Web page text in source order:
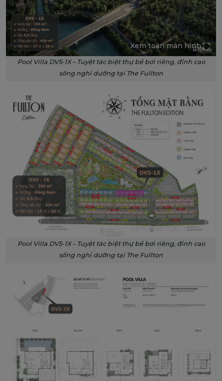
Xem toàn màn hình
Pool Villa DV5-1X – Tuyệt tác biệt thự bể bơi riêng, đỉnh cao
sống nghỉ dưỡng tại The Fullton
Xem toàn màn hình
Pool Villa DV5-1X – Tuyệt tác biệt thự bể bơi riêng, đỉnh cao
sống nghỉ dưỡng tại The Fullton